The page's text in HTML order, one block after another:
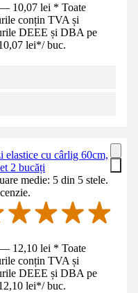
10,07 lei * Toate
conțin TVA și
DEEE și DBA pe
lei*/ buc.
elastice cu cârlig 60cm,
2 bucăți
medie: 5 din 5 stele.
12,10 lei * Toate
conțin TVA și
DEEE și DBA pe
lei*/ buc.